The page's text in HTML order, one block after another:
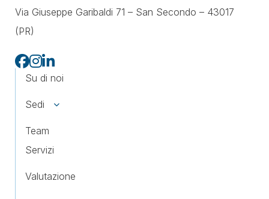
Via Giuseppe Garibaldi 71 – San Secondo – 43017
(PR)
Su di noi
Sedi
Team
Servizi
Valutazione